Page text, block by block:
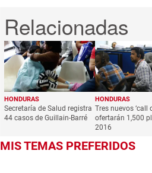
HONDURAS
Secretaría de Salud registra
44 casos de Guillain-Barré
HONDURAS
Tres nuevos ‘call
ofertarán 1,500
2016
MIS TEMAS PREFERIDOS